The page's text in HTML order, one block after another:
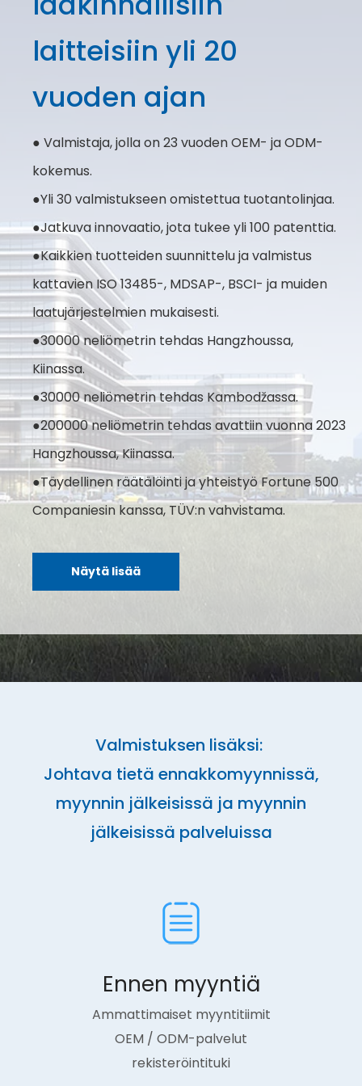
laitteisiin yli 20
vuoden ajan
● Valmistaja, jolla on 23 vuoden OEM- ja ODM-
kokemus.
●Yli 30 valmistukseen omistettua tuotantolinjaa.
●Jatkuva innovaatio, jota tukee yli 100 patenttia.
●Kaikkien tuotteiden suunnittelu ja valmistus
kattavien ISO 13485-, MDSAP-, BSCI- ja muiden
laatujärjestelmien mukaisesti.
●30000 neliömetrin tehdas Hangzhoussa,
Kiinassa.
●30000 neliömetrin tehdas Kambodžassa.
●200000 neliömetrin tehdas avattiin vuonna 2023
Hangzhoussa, Kiinassa.
●Täydellinen räätälöinti ja yhteistyö Fortune 500
Companiesin kanssa, TÜV:n vahvistama.
Näytä lisää
Valmistuksen lisäksi:
Johtava tietä ennakkomyynnissä,
myynnin jälkeisissä ja myynnin
jälkeisissä palveluissa
Ennen myyntiä
Ammattimaiset myyntitiimit
OEM / ODM-palvelut
rekisteröintituki